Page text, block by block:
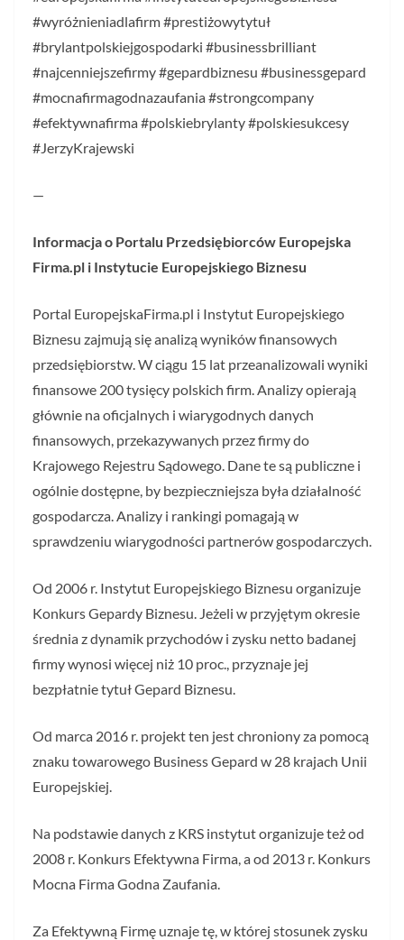
#wyróżnieniadlafirm #prestiżowytytuł
#brylantpolskiejgospodarki #businessbrilliant
#najcenniejszefirmy #gepardbiznesu #businessgepard
#mocnafirmagodnazaufania #strongcompany
#efektywnafirma #polskiebrylanty #polskiesukcesy
#JerzyKrajewski
—
Informacja o Portalu Przedsiębiorców Europejska
Firma.pl i Instytucie Europejskiego Biznesu
Portal EuropejskaFirma.pl i Instytut Europejskiego
Biznesu zajmują się analizą wyników finansowych
przedsiębiorstw. W ciągu 15 lat przeanalizowali wyniki
finansowe 200 tysięcy polskich firm. Analizy opierają
głównie na oficjalnych i wiarygodnych danych
finansowych, przekazywanych przez firmy do
Krajowego Rejestru Sądowego. Dane te są publiczne i
ogólnie dostępne, by bezpieczniejsza była działalność
gospodarcza. Analizy i rankingi pomagają w
sprawdzeniu wiarygodności partnerów gospodarczych.
Od 2006 r. Instytut Europejskiego Biznesu organizuje
Konkurs Gepardy Biznesu. Jeżeli w przyjętym okresie
średnia z dynamik przychodów i zysku netto badanej
firmy wynosi więcej niż 10 proc., przyznaje jej
bezpłatnie tytuł Gepard Biznesu.
Od marca 2016 r. projekt ten jest chroniony za pomocą
znaku towarowego Business Gepard w 28 krajach Unii
Europejskiej.
Na podstawie danych z KRS instytut organizuje też od
2008 r. Konkurs Efektywna Firma, a od 2013 r. Konkurs
Mocna Firma Godna Zaufania.
Za Efektywną Firmę uznaje tę, w której stosunek zysku